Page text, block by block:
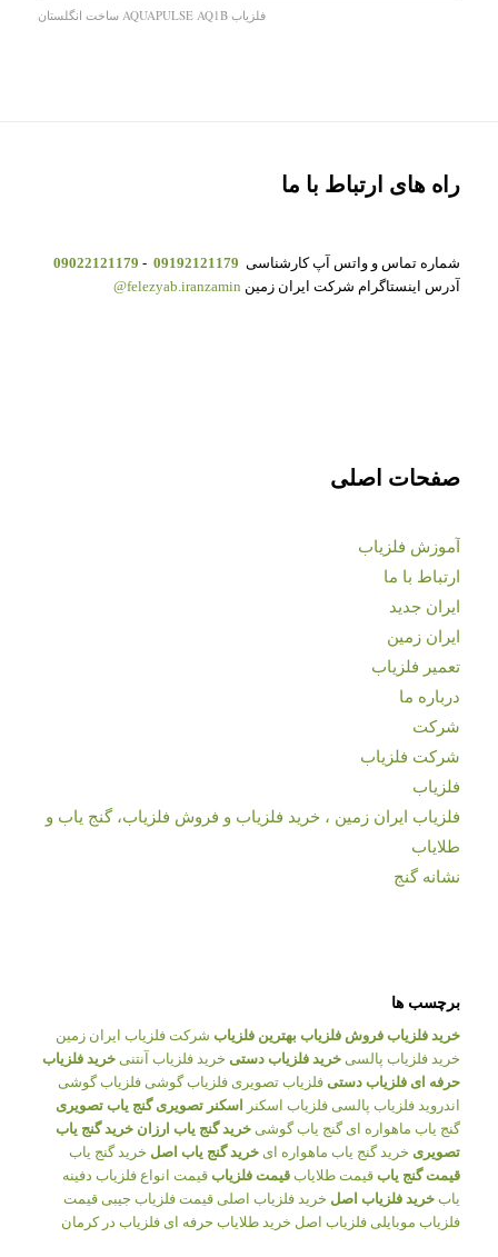
فلزیاب AQUAPULSE AQ1B ساخت انگلستان
راه های ارتباط با ما
شماره تماس و واتس آپ کارشناسی 09192121179
-
09022121179
آدرس اینستاگرام شرکت ایران زمین felezyab.iranzamin@
صفحات اصلی
آموزش فلزیاب
ارتباط با ما
ایران جدید
ایران زمین
تعمیر فلزیاب
درباره ما
شرکت
شرکت فلزیاب
فلزیاب
فلزیاب ایران زمین ، خرید فلزیاب و فروش فلزیاب، گنج یاب و
طلایاب
نشانه گنج
برچسب ها
خرید فلزیاب فروش فلزیاب بهترین فلزیاب شرکت فلزیاب ایران زمین
خرید فلزیاب پالسی خرید فلزیاب دستی خرید فلزیاب آنتنی خرید فلزیاب
حرفه ای فلزیاب دستی فلزیاب تصویری فلزیاب گوشی فلزیاب گوشی
اندروید فلزیاب پالسی فلزیاب اسکنر اسکنر تصویری گنج یاب تصویری
گنج یاب ماهواره ای گنج یاب گوشی خرید گنج یاب ارزان خرید گنج یاب
تصویری خرید گنج یاب ماهواره ای خرید گنج یاب اصل خرید گنج یاب
قیمت گنج یاب قیمت طلایاب قیمت فلزیاب قیمت انواع فلزیاب دفینه
یاب خرید فلزیاب اصل خرید فلزیاب اصلی قیمت فلزیاب جیبی قیمت
فلزیاب موبایلی فلزیاب اصل خرید طلایاب حرفه ای فلزیاب در کرمان